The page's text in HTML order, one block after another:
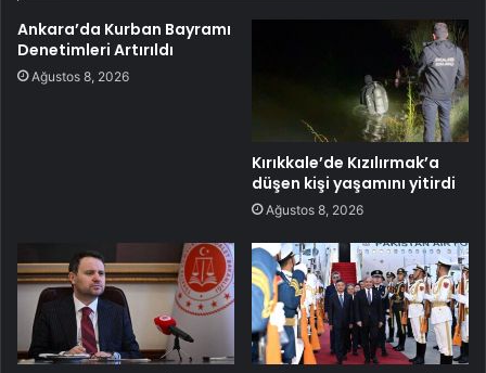
Ankara’da Kurban Bayramı
Denetimleri Artırıldı
Ağustos 8, 2026
Kırıkkale’de Kızılırmak’a
düşen kişi yaşamını yitirdi
Ağustos 8, 2026